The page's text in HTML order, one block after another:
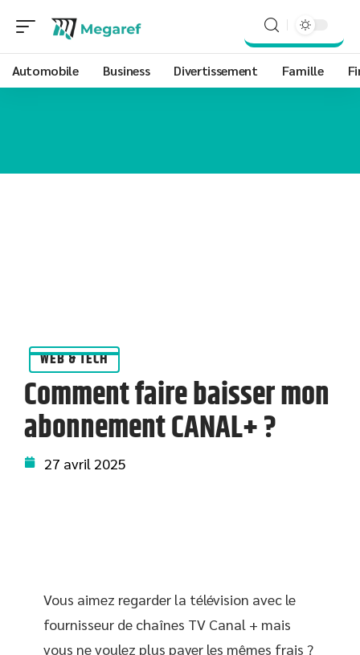
Automobile Business Divertissement Famille
WEB & TECH
Comment faire baisser mon
abonnement CANAL+ ?
27 avril 2025
Vous aimez regarder la télévision avec le
fournisseur de chaînes TV Canal + mais
vous ne voulez plus payer les mêmes frais ?